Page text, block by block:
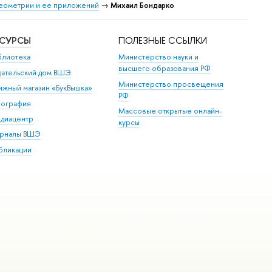
и ее приложений → Михаил Бондарко
дом ВШЭ
магазин «БукВышка»
ВШЭ
ПОЛЕЗНЫЕ ССЫЛКИ
Министерство науки и
высшего образования РФ
Министерство просвещения
РФ
Массовые открытые онлайн-
курсы